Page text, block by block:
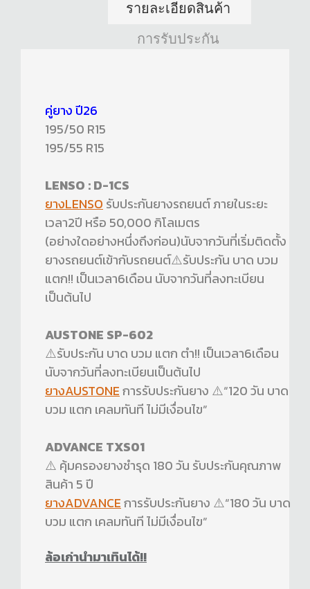
รายละเอียดสินค้า
การรับประกัน
คู่ยาง ปี26
195/50 R15
195/55 R15
LENSO : D-1CS
ยางLENSOรับประกันยางรถยนต์ ภายในระยะ
เวลา2ปี หรือ 50,000 กิโลเมตร
(อย่างใดอย่างหนึ่งถึงก่อน)นับจากวันที่เริ่มติดตั้ง
ยางรถยนต์เข้ากับรถยนต์⚠️รับประกัน บาด บวม
แตก!! เป็นเวลา6เดือน นับจากวันที่ลงทะเบียน
เป็นต้นไป
AUSTONE SP-602
⚠️รับประกัน บาด บวม แตก ตำ!! เป็นเวลา6เดือน
นับจากวันที่ลงทะเบียนเป็นต้นไป
ยางAUSTONEการรับประกันยาง ⚠️“120 วัน บาด
บวม แตก เคลมทันที ไม่มีเงื่อนไข”
ADVANCE TXS01
⚠️ คุ้มครองยางชำรุด 180 วัน รับประกันคุณภาพ
สินค้า 5 ปี
ยางADVANCEการรับประกันยาง ⚠️“180 วัน บาด
บวม แตก เคลมทันที ไม่มีเงื่อนไข”
ล้อเก่านำมาเทินได้!!